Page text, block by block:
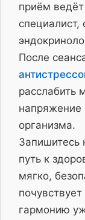
приём ведёт
После
расслабить
напряжение
организма.
Запишитесь
путь к
мягко,
гармонию